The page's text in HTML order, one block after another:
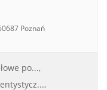
Poznań
po...,